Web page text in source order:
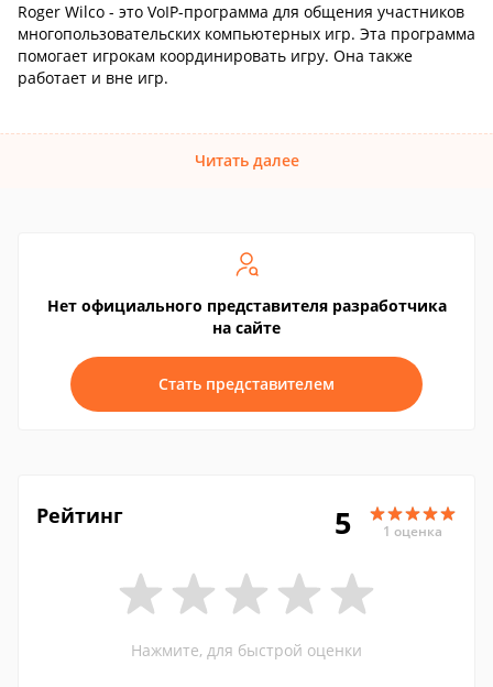
Roger Wilco - это VoIP-программа для общения участников
многопользовательских компьютерных игр. Эта программа
помогает игрокам координировать игру. Она также
работает и вне игр.
Читать далее
Нет официального представителя разработчика
на сайте
Стать представителем
Рейтинг 5 1 оценка
Нажмите, для быстрой оценки